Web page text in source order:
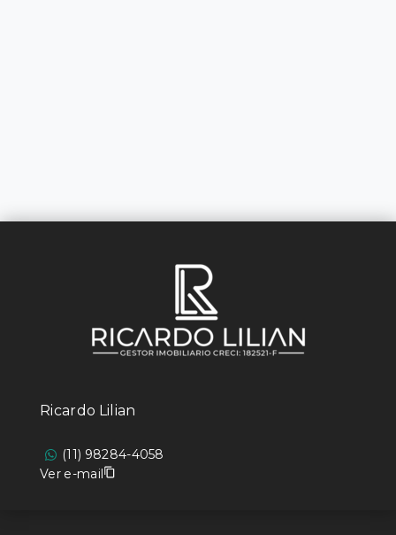
Ricardo Lilian
(11) 98284-4058
Ver e-mail